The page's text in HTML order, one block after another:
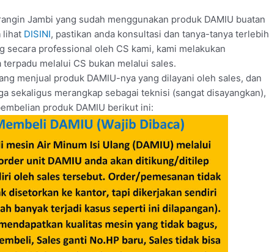
Jambi yang sudah menggunakan produk DAMIU buatan
lihat DISINI, pastikan anda konsultasi dan tanya-tanya terlebih
secara professional oleh CS kami, kami melakukan
melalui CS bukan melalui sales.
menjual produk DAMIU-nya yang dilayani oleh sales, dan
sekaligus merangkap sebagai teknisi (sangat disayangkan),
produk DAMIU berikut ini: